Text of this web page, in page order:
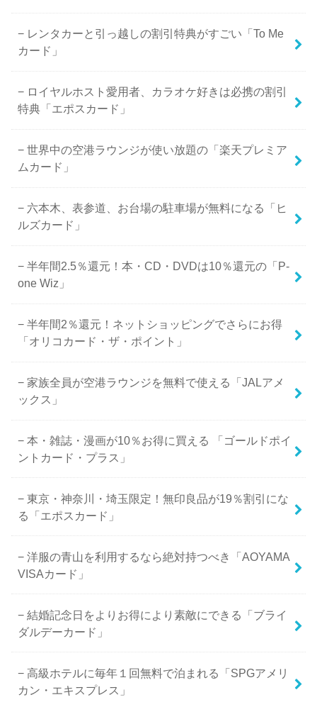
レンタカーと引っ越しの割引特典がすごい「To Me
カード」
ロイヤルホスト愛用者、カラオケ好きは必携の割引
特典「エポスカード」
世界中の空港ラウンジが使い放題の「楽天プレミア
ムカード」
六本木、表参道、お台場の駐車場が無料になる「ヒ
ルズカード」
半年間2.5％還元！本・CD・DVDは10％還元の「P-
one Wiz」
半年間2％還元！ネットショッピングでさらにお得
「オリコカード・ザ・ポイント」
家族全員が空港ラウンジを無料で使える「JALアメ
ックス」
本・雑誌・漫画が10％お得に買える 「ゴールドポイ
ントカード・プラス」
東京・神奈川・埼玉限定！無印良品が19％割引にな
る「エポスカード」
洋服の青山を利用するなら絶対持つべき「AOYAMA
VISAカード」
結婚記念日をよりお得により素敵にできる「ブライ
ダルデーカード」
高級ホテルに毎年１回無料で泊まれる「SPGアメリ
カン・エキスプレス」